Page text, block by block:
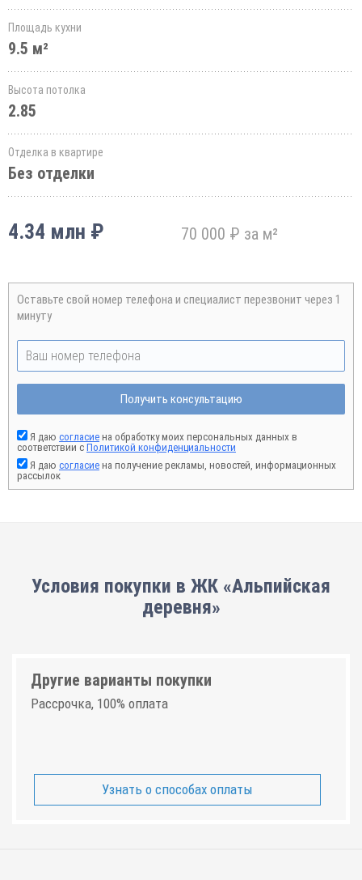
Площадь кухни
9.5 м²
Высота потолка
2.85
Отделка в квартире
Без отделки
4.34 млн ₽ 70 000 ₽ за м²
Оставьте свой номер телефона и специалист перезвонит через 1
минуту
Получить консультацию
Я даю согласие на обработку моих персональных данных в
соответствии с Политикой конфиденциальности
Я даю согласие на получение рекламы, новостей, информационных
рассылок
Условия покупки в ЖК «Альпийская
деревня»
Другие варианты покупки
Рассрочка, 100% оплата
Узнать о способах оплаты